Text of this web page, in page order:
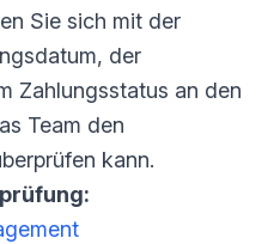
Sie sich mit der
der
Zahlungsstatus an den
Team den
kann.